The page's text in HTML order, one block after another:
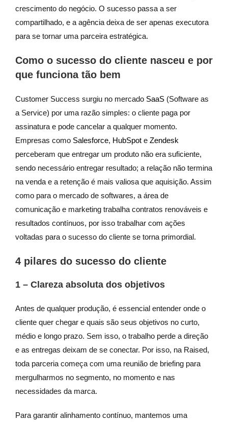
crescimento do negócio. O sucesso passa a ser
compartilhado, e a agência deixa de ser apenas executora
para se tornar uma parceira estratégica.
Como o sucesso do cliente nasceu e por
que funciona tão bem
Customer Success surgiu no mercado SaaS (Software as
a Service) por uma razão simples: o cliente paga por
assinatura e pode cancelar a qualquer momento.
Empresas como Salesforce, HubSpot e Zendesk
perceberam que entregar um produto não era suficiente,
sendo necessário entregar resultado; a relação não termina
na venda e a retenção é mais valiosa que aquisição. Assim
como para o mercado de softwares, a área de
comunicação e marketing trabalha contratos renováveis e
resultados contínuos, por isso trabalhar com ações
voltadas para o sucesso do cliente se torna primordial.
4 pilares do sucesso do cliente
1 – Clareza absoluta dos objetivos
Antes de qualquer produção, é essencial entender onde o
cliente quer chegar e quais são seus objetivos no curto,
médio e longo prazo. Sem isso, o trabalho perde a direção
e as entregas deixam de se conectar. Por isso, na Raised,
toda parceria começa com uma reunião de briefing para
mergulharmos no segmento, no momento e nas
necessidades da marca.
Para garantir alinhamento contínuo, mantemos uma